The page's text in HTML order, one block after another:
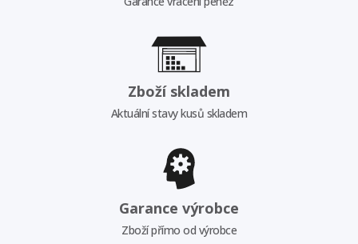
Zboží skladem
Aktuální stavy kusů skladem
Garance výrobce
Zboží přímo od výrobce